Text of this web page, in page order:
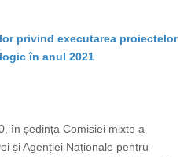
privind executarea proiectelor
în anul 2021
în ședința Comisiei mixte a
și Agenției Naționale pentru